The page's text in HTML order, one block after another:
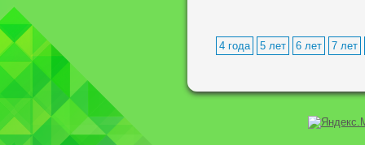
4 года 5 лет 6 лет 7 лет